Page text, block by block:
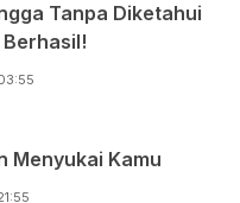
Tanpa Diketahui
Menyukai Kamu